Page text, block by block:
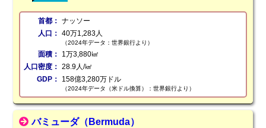
首都： ナッソー
人口： 40万1,283人
（2024年データ：世界銀行より）
面積：
1万3,880㎢
人口密度： 28.9人/㎢
GDP：
158億3,280万ドル
（2024年データ（米ドル換算）：世界銀行より）
バミューダ（Bermuda）